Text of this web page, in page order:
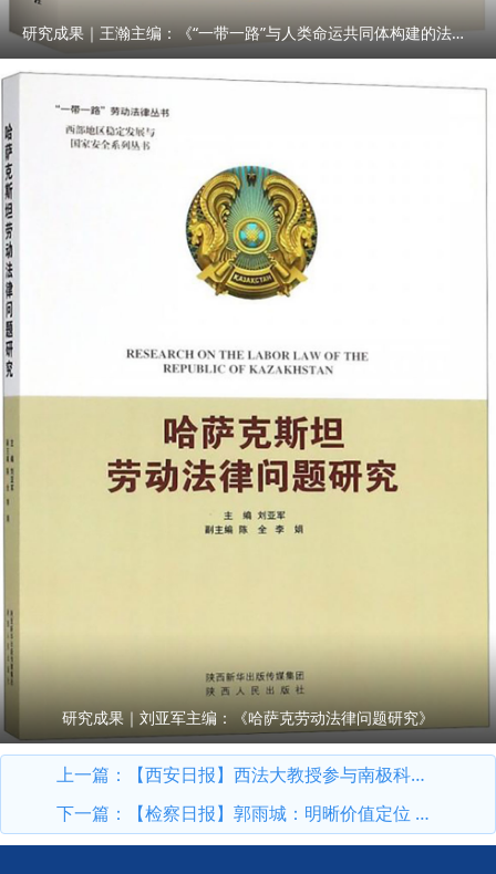
式管理）。 五、其他事项 （一）应聘人员只限申报招聘计划
中的1个岗位，应确保所提供的材料真实、准确且符合招聘要
求，如存在弄虚作假等行为，一经查实，取消应聘资格。
（二）应聘人员应确保提供的电子邮箱、电话准确并保持畅
通，因提供联系方式不准确或不畅通造成有关问题，责任由应
聘人员承担。 （三）本公告未尽事宜以上级和《西北政法大
学人才引进与招聘办法》（西法大党政联发〔2024〕4号）等
相关规定为准，由西北政法大学人事处负责解释。 附件：西
北政法大学教学科研岗位应聘人员登记表.doc 西北政法大学人
研究成果｜王瀚主编：《“一带一路”与人类命运共同体构建的法律与实践》
研究成果｜刘亚军主编：《哈萨克劳动法律问题研究》
上一篇：
【西安日报】西法大教授参与南极科考为极地研究贡献“西安智慧”
下一篇：
【检察日报】郭雨城：明晰价值定位 推动检察指导性案例制度有效运行